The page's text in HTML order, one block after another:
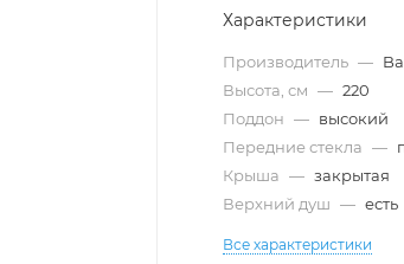
Характеристики
Производитель —
Высота, см — 220
Поддон — высокий
Передние стекла —
Крыша — закрытая
Верхний душ — есть
Все характеристики